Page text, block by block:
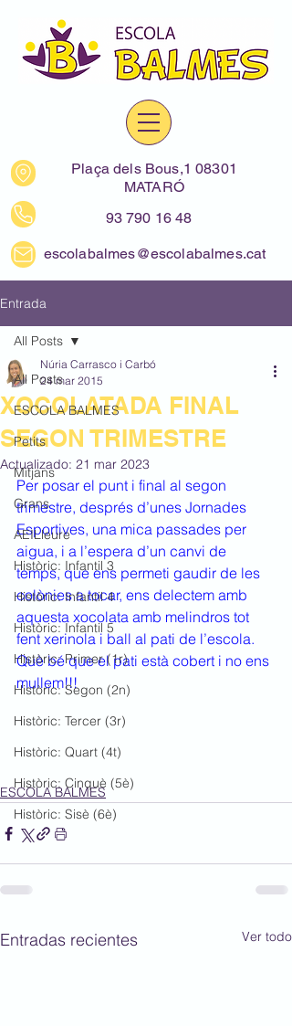
Plaça dels Bous,1 08301
MATARÓ
93 790 16 48
escolabalmes@escolabalmes.cat
Entrada
All Posts
ESCOLA BALMES
Petits
Mitjans
Grans
AEILleure
Històric: Infantil 3
Històric: Infantil 4
Històric: Infantil 5
Històric: Primer (1r)
Històric: Segon (2n)
Històric: Tercer (3r)
Històric: Quart (4t)
Històric: Cinquè (5è)
Històric: Sisè (6è)
All Posts
XOCOLATADA FINAL
SEGON TRIMESTRE
Núria Carrasco i Carbó
24 mar 2015
Actualizado: 21 mar 2023
Per posar el punt i final al segon
trimestre, després d’unes Jornades
Esportives, una mica passades per
aigua, i a l’espera d’un canvi de
temps, que ens permeti gaudir de les
colònies a tocar, ens delectem amb
aquesta xocolata amb melindros tot
fent xerinola i ball al pati de l’escola.
Què bé que el pati està cobert i no ens
mullem!!!
ESCOLA BALMES
Entradas recientes Ver todo